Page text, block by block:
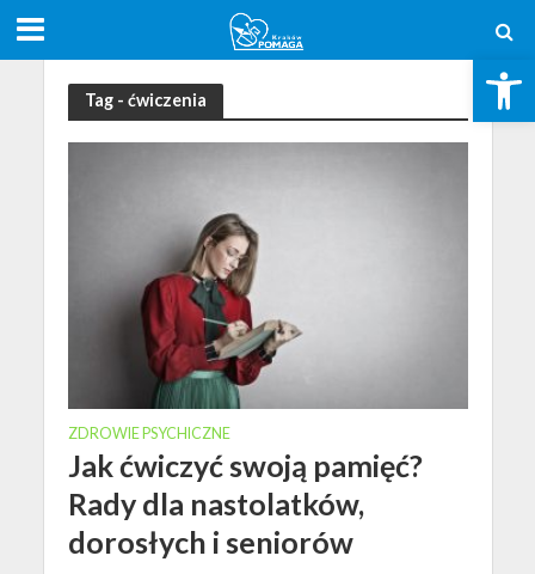
Open toolbar
Tag - ćwiczenia
ZDROWIE PSYCHICZNE
Jak ćwiczyć swoją pamięć?
Rady dla nastolatków,
dorosłych i seniorów